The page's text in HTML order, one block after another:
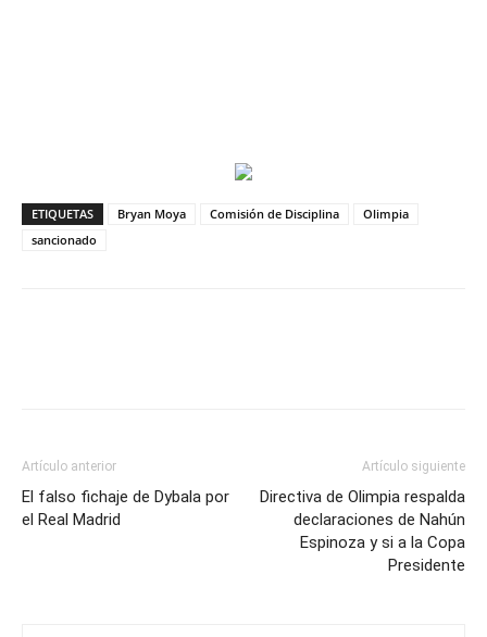
ETIQUETAS Bryan Moya Comisión de Disciplina
Olimpia
sancionado
Artículo anterior
El falso fichaje de Dybala por
el Real Madrid
Artículo siguiente
Directiva de Olimpia respalda
declaraciones de Nahún
Espinoza y si a la Copa
Presidente